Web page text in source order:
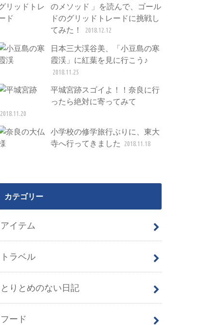
のメソッド 」を読んで、ゴール
ドのグリッドトレードに挑戦し
てみた！
2018.12.12
日本三大渓谷美、「小豆島の寒
霞渓」に紅葉を見に行こう♪
2018.11.25
平城宮跡スゴイよ！！奈良に行
ったら絶対に寄ってみて
2018.11.20
小学校の修学旅行ぶりに、東大
寺へ行ってきました
2018.11.18
カテゴリー
アイテム
トラベル
とりとめのない日記
フード